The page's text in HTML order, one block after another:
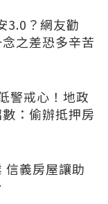
3.0？網友勸
念之差恐多辛苦
警戒心！地政
：偷辦抵押房
信義房屋讓助